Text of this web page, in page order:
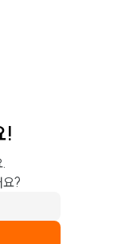
!
?